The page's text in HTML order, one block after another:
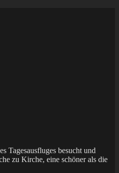
Tagesausfluges besucht und
zu Kirche, eine schöner als die